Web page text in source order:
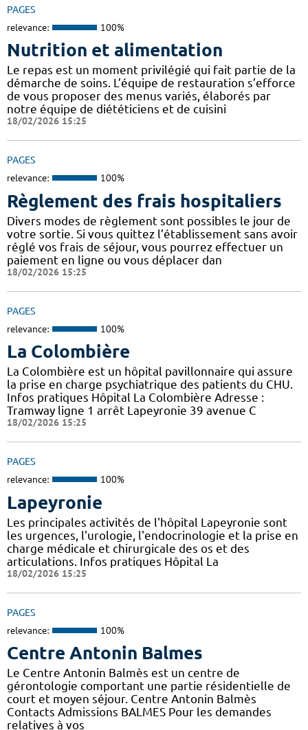
PAGES
relevance: 100%
Nutrition et alimentation
Le repas est un moment privilégié qui fait partie de la
démarche de soins. L’équipe de restauration s’efforce
de vous proposer des menus variés, élaborés par
notre équipe de diététiciens et de cuisini
18/02/2026 15:25
PAGES
relevance: 100%
Règlement des frais hospitaliers
Divers modes de règlement sont possibles le jour de
votre sortie. Si vous quittez l’établissement sans avoir
réglé vos frais de séjour, vous pourrez effectuer un
paiement en ligne ou vous déplacer dan
18/02/2026 15:25
PAGES
relevance: 100%
La Colombière
La Colombière est un hôpital pavillonnaire qui assure
la prise en charge psychiatrique des patients du CHU.
Infos pratiques Hôpital La Colombière Adresse :
Tramway ligne 1 arrêt Lapeyronie 39 avenue C
18/02/2026 15:25
PAGES
relevance: 100%
Lapeyronie
Les principales activités de l'hôpital Lapeyronie sont
les urgences, l'urologie, l'endocrinologie et la prise en
charge médicale et chirurgicale des os et des
articulations. Infos pratiques Hôpital La
18/02/2026 15:25
PAGES
relevance: 100%
Centre Antonin Balmes
Le Centre Antonin Balmès est un centre de
gérontologie comportant une partie résidentielle de
court et moyen séjour. Centre Antonin Balmès
Contacts Admissions BALMES Pour les demandes
relatives à vos